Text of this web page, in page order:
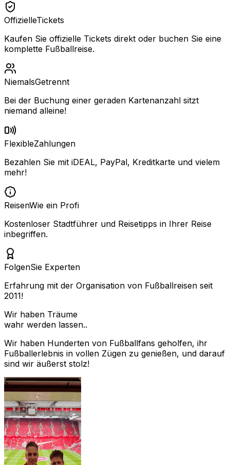
OffizielleTickets
Kaufen Sie offizielle Tickets direkt oder buchen Sie eine
komplette Fußballreise.
NiemalsGetrennt
Bei der Buchung einer geraden Kartenanzahl sitzt
niemand alleine!
FlexibleZahlungen
Bezahlen Sie mit iDEAL, PayPal, Kreditkarte und vielem
mehr!
ReisenWie ein Profi
Kostenloser Stadtführer und Reisetipps in Ihrer Reise
inbegriffen.
FolgenSie Experten
Erfahrung mit der Organisation von Fußballreisen seit
2011!
Wir haben Träume
wahr werden lassen..
Wir haben Hunderten von Fußballfans geholfen, ihr
Fußballerlebnis in vollen Zügen zu genießen, und darauf
sind wir äußerst stolz!